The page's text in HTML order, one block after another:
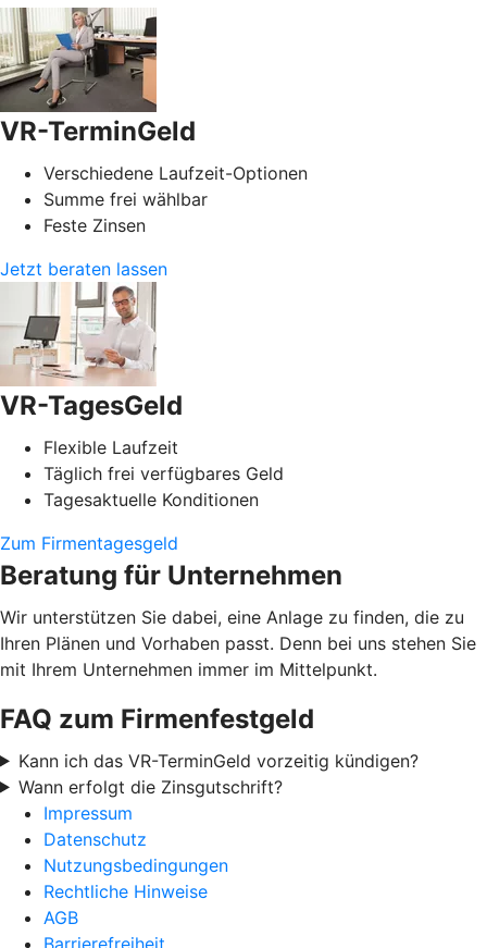
VR-TerminGeld
Verschiedene Laufzeit-Optionen
Summe frei wählbar
Feste Zinsen
Jetzt beraten lassen
VR-TagesGeld
Flexible Laufzeit
Täglich frei verfügbares Geld
Tagesaktuelle Konditionen
Zum Firmentagesgeld
Beratung für Unternehmen
Wir unterstützen Sie dabei, eine Anlage zu finden, die zu
Ihren Plänen und Vorhaben passt. Denn bei uns stehen Sie
mit Ihrem Unternehmen immer im Mittelpunkt.
FAQ zum Firmenfestgeld
Kann ich das VR-TerminGeld vorzeitig kündigen?
Wann erfolgt die Zinsgutschrift?
Impressum
Datenschutz
Nutzungsbedingungen
Rechtliche Hinweise
AGB
Barrierefreiheit